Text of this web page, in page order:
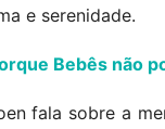
e serenidade.
Bebês não
fala sobre a